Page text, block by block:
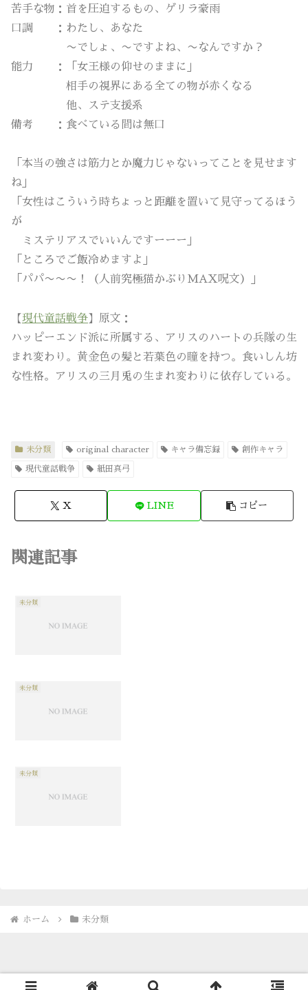
苦手な物：首を圧迫するもの、ゲリラ豪雨
口調 ：わたし、あなた
〜でしょ、〜ですよね、〜なんですか？
能力 ：「女王様の仰せのままに」
相手の視界にある全ての物が赤くなる
他、ステ支援系
備考 ：食べている間は無口
「本当の強さは筋力とか魔力じゃないってことを見せます
ね」
「女性はこういう時ちょっと距離を置いて見守ってるほう
が
ミステリアスでいいんですーーー」
「ところでご飯冷めますよ」
「パパ〜〜〜！（人前究極猫かぶりMAX呪文）」
【 現代童話戦争】原文：
ハッピーエンド派に所属する、アリスのハートの兵隊の生
まれ変わり。黄金色の髪と若葉色の瞳を持つ。食いしん坊
な性格。アリスの三月兎の生まれ変わりに依存している。
未分類 original character キャラ備忘録 創作キャラ
現代童話戦争 紙田真弓
X LINE コピー
関連記事
未分類
未分類
未分類
ホーム 未分類
© 1996-2026 古海鐘一 Showichi Furumi.